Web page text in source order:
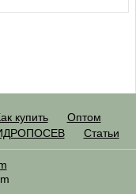
купить
Оптом
Статьи